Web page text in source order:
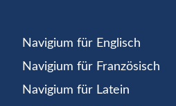
Navigium für Englisch
Navigium für Französisch
Navigium für Latein